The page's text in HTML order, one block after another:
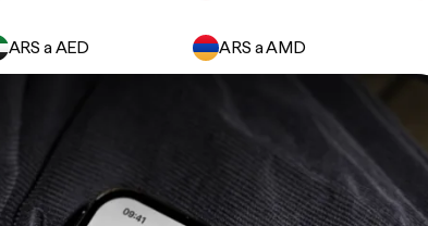
ARS a AED ARS a AMD